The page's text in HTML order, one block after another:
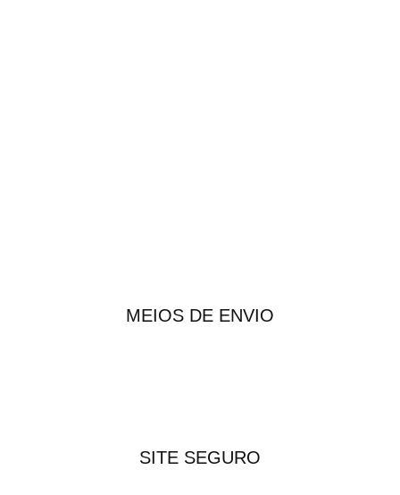
MEIOS DE ENVIO
SITE SEGURO